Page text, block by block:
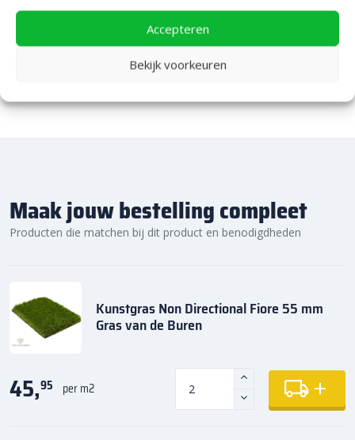
Accepteren
Bekijk voorkeuren
binnen!
Bekijk Showpresentatie
Maak jouw bestelling compleet
Producten die matchen bij dit product en benodigdheden
Kunstgras Non Directional Fiore 55 mm
Gras van de Buren
45,95 per m2